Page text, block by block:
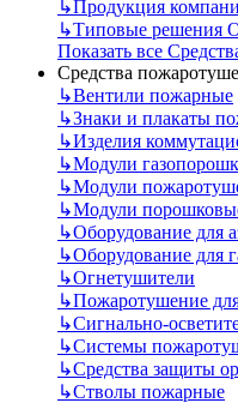
↳Продукция
↳Типовые решения
Показать все
Средства
↳Вентили пожарные
↳Знаки и плакаты
↳Изделия
↳Модули
↳Модули
↳Модули
↳Оборудование для
↳Оборудование для
↳Огнетушители
↳Пожаротушение
↳Сигнально-
↳Системы
↳Средства защиты
↳Стволы пожарные